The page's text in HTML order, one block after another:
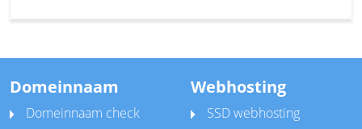
Domeinnaam
Domeinnaam check
Webhosting
SSD webhosting